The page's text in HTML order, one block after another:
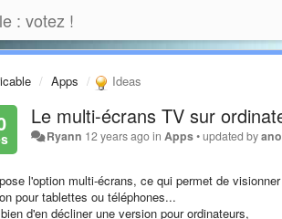
: votez !
Apps Ideas
Le multi-écrans TV sur
Ryann 12 years agoin Apps•updated by
l'option multi-écrans, ce qui permet de
pour tablettes ou téléphones...
d'en décliner une version pour ordinateurs,